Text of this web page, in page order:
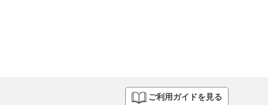
ご利用ガイドを見る